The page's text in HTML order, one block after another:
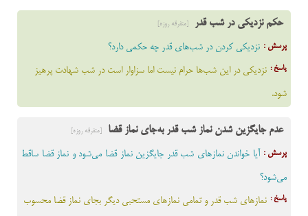
حکم نزدیکی در شب قدر [متفرقه روزه]
پرسش : نزدیکی کردن در شب‌های قدر چه حکمی دارد؟
پاسخ : نزدیکی در این شب‌ها حرام نیست اما سزاوار است در شب شهادت پرهیز
شود.
عدم جایگزین شدن نماز شب قدر به‌جای نماز قضا [متفرقه روزه]
پرسش : آیا خواندن نمازهای شب قدر جایگزین نماز قضا می‌شود و نماز قضا ساقط
می‌شود؟
پاسخ : نمازهای شب قدر و تمامی نمازهای مستحبی دیگر بجای نماز قضا محسوب